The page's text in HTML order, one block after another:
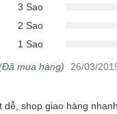
3 Sao
2 Sao
1 Sao
mua hàng) 26/03/
dễ, shop giao hàng